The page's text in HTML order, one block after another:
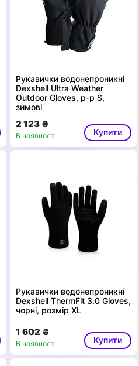
Рукавички водонепроникні
Dexshell Ultra Weather
Outdoor Gloves, p-p S,
зимові
2 123 ₴
В наявності Купити
Рукавички водонепроникні
Dexshell ThermFit 3.0 Gloves,
чорні, розмір XL
1 602 ₴
В наявності Купити